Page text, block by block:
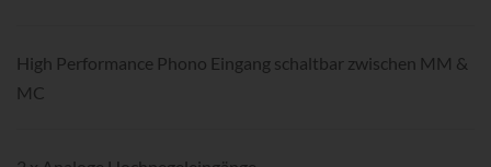
High Performance Phono Eingang schaltbar zwischen MM &
MC